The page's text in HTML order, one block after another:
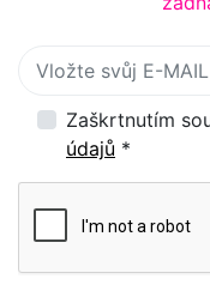
Přihlaste se k
Zaškrtnutím
údajů *